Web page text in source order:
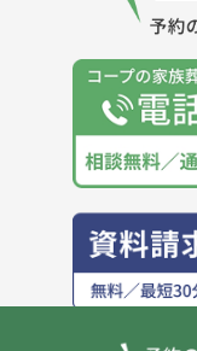
JR札沼線
札幌駅
新川駅
百合が原駅
あいの里教育